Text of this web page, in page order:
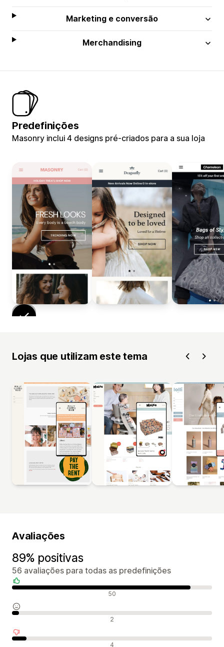
Marketing e conversão
Merchandising
Predefinições
Masonry inclui 4 designs pré-criados para a sua loja
Lojas que utilizam este tema
Avaliações
89% positivas
56 avaliações para todas as predefinições
Avaliações positivas 50
Avaliações neutras 2
Avaliações negativas 4